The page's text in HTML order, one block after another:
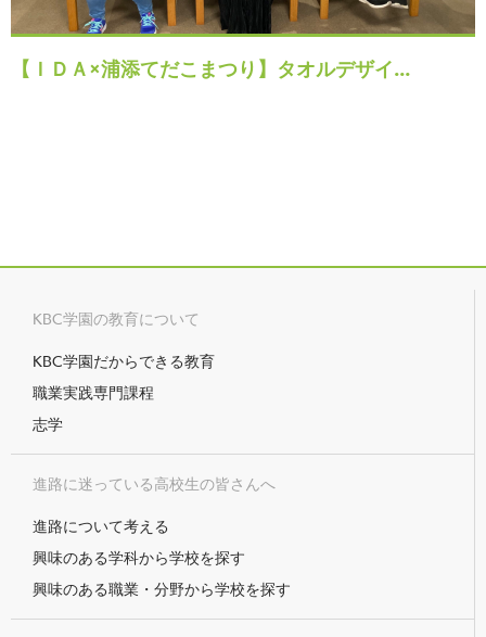
【ＩＤＡ×浦添てだこまつり】タオルデザイ…
KBC学園の教育について
KBC学園だからできる教育
職業実践専門課程
志学
進路に迷っている高校生の皆さんへ
進路について考える
興味のある学科から学校を探す
興味のある職業・分野から学校を探す